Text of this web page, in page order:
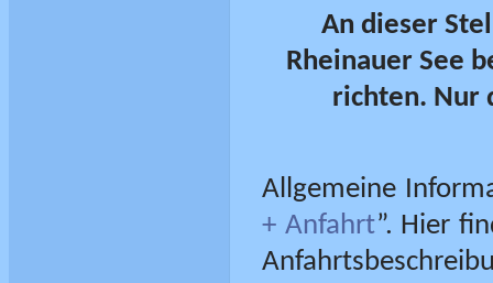
An dieser
Rheinauer See
richten. Nur
Allgemeine
+ Anfahrt”. Hier